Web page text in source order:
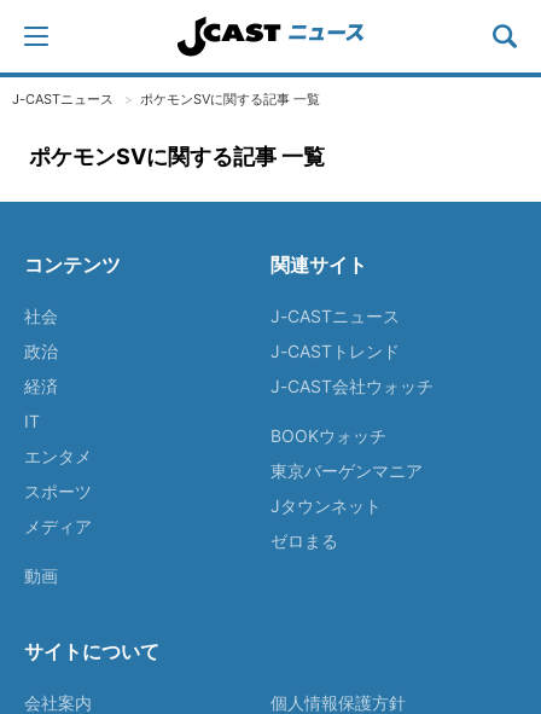
J-CASTニュース ポケモンSVに関する記事 一覧
ポケモンSVに関する記事 一覧
コンテンツ
社会
政治
経済
IT
エンタメ
スポーツ
メディア
動画
関連サイト
J-CASTニュース
J-CASTトレンド
J-CAST会社ウォッチ
BOOKウォッチ
東京バーゲンマニア
Jタウンネット
ゼロまる
サイトについて
会社案内
個人情報保護方針